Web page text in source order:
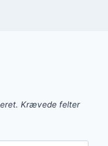
Krævede felter